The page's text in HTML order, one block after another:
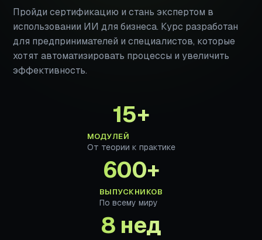
Пройди сертификацию и стань экспертом в
использовании ИИ для бизнеса. Курс разработан
для предпринимателей и специалистов, которые
хотят автоматизировать процессы и увеличить
эффективность.
15+
МОДУЛЕЙ
От теории к практике
600+
ВЫПУСКНИКОВ
По всему миру
8 нед